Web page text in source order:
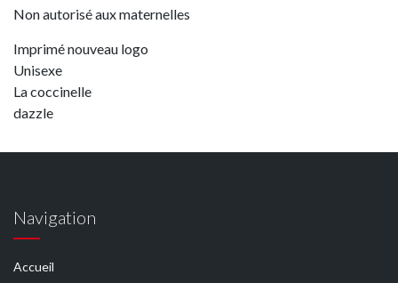
Non autorisé aux maternelles
Imprimé nouveau logo
Unisexe
La coccinelle
dazzle
Navigation
Accueil